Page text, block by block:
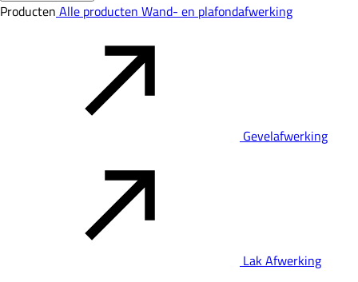
Producten Alle producten Wand- en plafondafwerking
Gevelafwerking
Lak Afwerking